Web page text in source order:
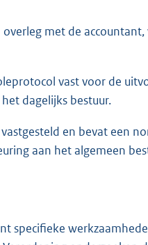
met de
vast voor de
dagelijks bestuur.
en bevat een
aan het algemeen
specifieke